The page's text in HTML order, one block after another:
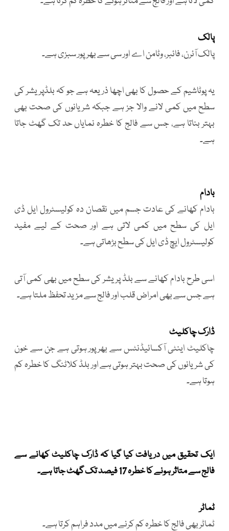
پالک
پالک آئرن، فائبر، وٹامن اے اور سی سے بھرپور سبزی ہے۔
یہ پوٹاشیم کے حصول کا بھی اچھا ذریعہ ہے جو کہ بلڈپریشر کی
سطح میں کمی لانے والا جز ہے جبکہ شریانوں کی صحت بھی
بہتر بناتا ہے، جس سے فالج کا خطرہ نمایاں حد تک گھٹ جاتا
ہے۔
بادام
بادام کھانے کی عادت جسم میں نقصان دہ کولیسٹرول ایل ڈی
ایل کی سطح میں کمی لاتی ہے اور صحت کے لیے مفید
کولیسٹرول ایچ ڈی ایل کی سطح بڑھاتی ہے۔
اسی طرح بادام کھانے سے بلڈ پریشر کی سطح میں بھی کمی آتی
ہے جس سے بھی امراض قلب اور فالج سے مزید تحفظ ملتا ہے۔
ڈارک چاکلیٹ
چاکلیٹ اینٹی آکسائیڈنٹس سے بھرپور ہوتی ہے جن سے خون
کی شریانوں کی صحت بہتر ہوتی ہے اور بلڈ کلاٹنگ کا خطرہ کم
ہوتا ہے۔
ایک تحقیق میں دریافت کیا گیا کہ ڈارک چاکلیٹ کھانے سے
فالج سے متاثر ہونے کا خطرہ 17 فیصد تک گھٹ جاتا ہے۔
ٹماٹر
ٹماٹر بھی فالج کا خطرہ کم کرنے میں مدد فراہم کرتا ہے۔